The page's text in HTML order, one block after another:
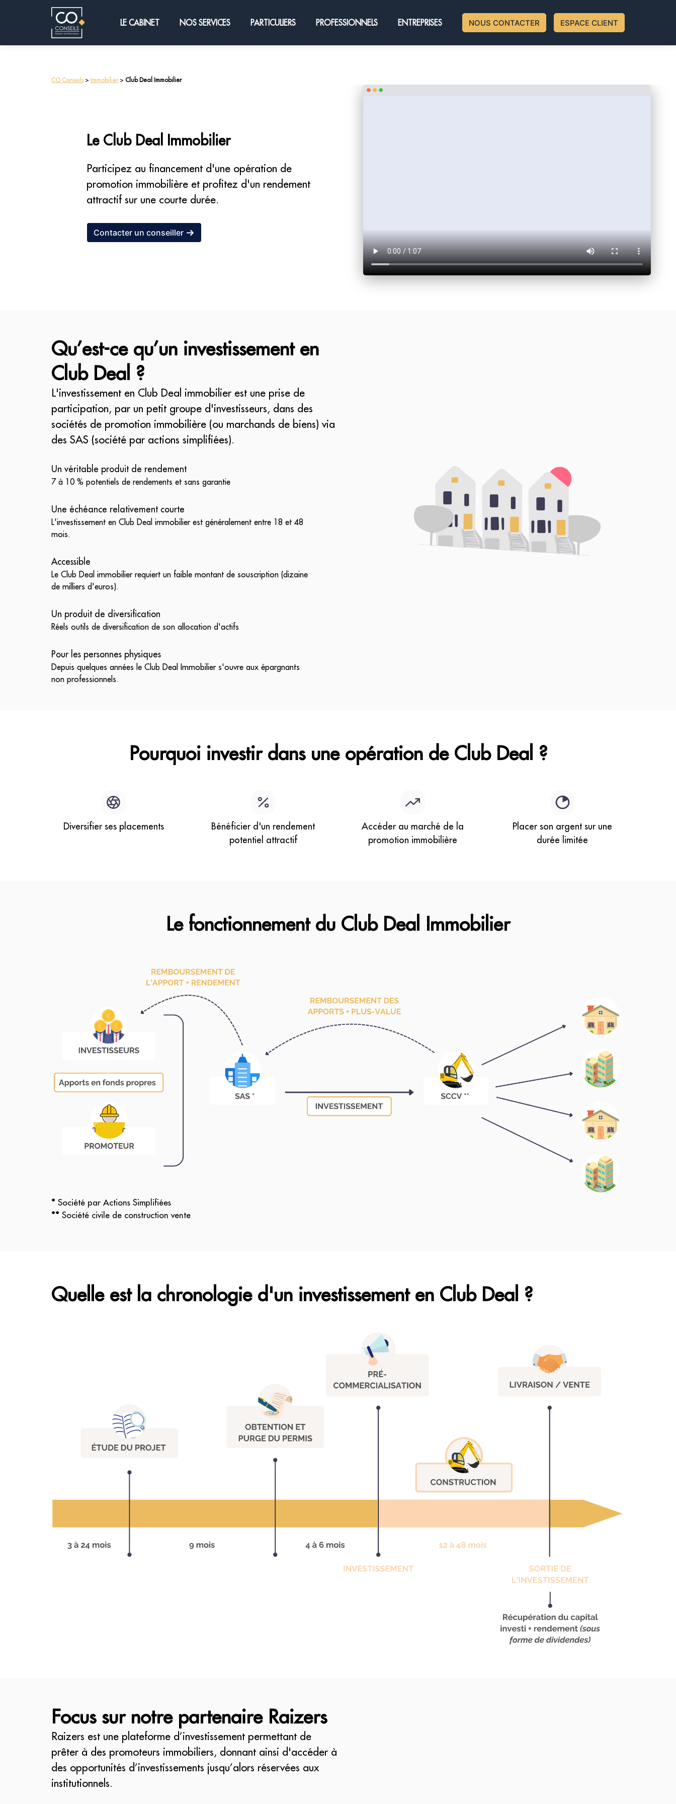
LE CABINET NOS SERVICES PARTICULIERS PROFESSIONNELS ENTREPRISES NOUS CONTACTER ESPACE CLIENT
CO Conseils > Immobilier> Club Deal Immobilier
Le Club Deal Immobilier
Participez au financement d'une opération de
promotion immobilière et profitez d'un rendement
attractif sur une courte durée.
Contacter un conseiller
Qu’est-ce qu’un investissement en
Club Deal ?
L'investissement en Club Deal immobilier est une prise de
participation, par un petit groupe d'investisseurs, dans des
sociétés de promotion immobilière (ou marchands de biens) via
des SAS (société par actions simplifiées).
Un véritable produit de rendement
7 à 10 % potentiels de rendements et sans garantie
Une échéance relativement courte
L'investissement en Club Deal immobilier est généralement entre 18 et 48
mois.
Accessible
Le Club Deal immobilier requiert un faible montant de souscription (dizaine
de milliers d'euros).
Un produit de diversification
Réels outils de diversification de son allocation d'actifs
Pour les personnes physiques
Depuis quelques années le Club Deal Immobilier s'ouvre aux épargnants
non professionnels.
Pourquoi investir dans une opération de Club Deal ?
Diversifier ses placements
Bénéficier d'un rendement
potentiel attractif
Accéder au marché de la
promotion immobilière
Placer son argent sur une
durée limitée
Le fonctionnement du Club Deal Immobilier
* Société par Actions Simplifiées
** Société civile de construction vente
Quelle est la chronologie d'un investissement en Club Deal ?
Focus sur notre partenaire Raizers
Raizers est une plateforme d’investissement permettant de
prêter à des promoteurs immobiliers, donnant ainsi d'accéder à
des opportunités d’investissements jusqu’alors réservées aux
institutionnels.